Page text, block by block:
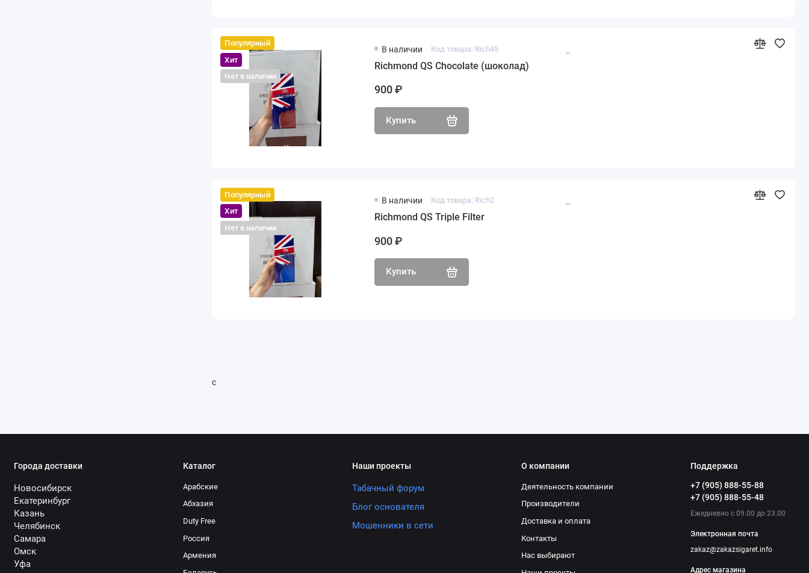
Популярный
Хит
Нет в наличии
В наличии Код товара: Rich45
Richmond QS Chocolate (шоколад)
900 ₽
Купить
..
Популярный
Хит
Нет в наличии
В наличии Код товара: Rich2
Richmond QS Triple Filter
900 ₽
Купить
..
с
Города доставки
Новосибирск
Екатеринбург
Казань
Челябинск
Самара
Омск
Уфа
Каталог
Арабские
Абхазия
Duty Free
Россия
Армения
Наши проекты
Табачный форум
Блог основателя
Мошенники в сети
О компании
Деятельность компании
Производители
Доставка и оплата
Контакты
Нас выбирают
Поддержка
+7 (905) 888-55-88
+7 (905) 888-55-48
Ежедневно с 09.00 до 23.00
Электронная почта
zakaz@zakazsigaret.info
Адрес магазина